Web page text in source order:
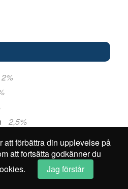
2%
2,5%
att förbättra din upplevelse på
att fortsätta godkänner du
Jag förstår